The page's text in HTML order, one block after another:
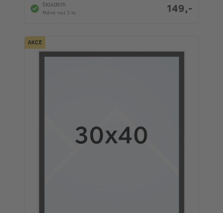
Skladem
Méně než 3 ks 149,-
AKCE